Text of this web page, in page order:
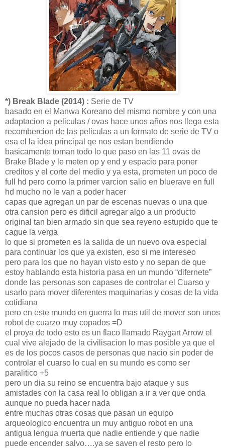
*) Break Blade (2014) : Serie de TV
basado en el Manwa Koreano del mismo nombre y con una
adaptacion a peliculas / ovas hace unos años nos llega esta
recombercion de las peliculas a un formato de serie de TV o
esa el la idea principal qe nos estan bendiendo
basicamente toman todo lo que paso en las 11 ovas de
Brake Blade y le meten op y end y espacio para poner
creditos y el corte del medio y ya esta, prometen un poco de
full hd pero como la primer varcion salio en bluerave en full
hd mucho no le van a poder hacer
capas que agregan un par de escenas nuevas o una que
otra cansion pero es dificil agregar algo a un producto
original tan bien armado sin que sea reyeno estupido que te
cague la verga
lo que si prometen es la salida de un nuevo ova especial
para continuar los que ya existen, eso si me intereseo
pero para los que no hayan visto esto y no sepan de que
estoy hablando esta historia pasa en un mundo “difernete”
donde las personas son capases de controlar el Cuarso y
usarlo para mover diferentes maquinarias y cosas de la vida
cotidiana
pero en este mundo en guerra lo mas util de mover son unos
robot de cuarzo muy copados =D
el proya de todo esto es un flaco llamado Raygart Arrow el
cual vive alejado de la civilisacion lo mas posible ya que el
es de los pocos casos de personas que nacio sin poder de
controlar el cuarso lo cual en su mundo es como ser
paralitico +5
pero un dia su reino se encuentra bajo ataque y sus
amistades con la casa real lo obligan a ir a ver que onda
aunque no pueda hacer nada
entre muchas otras cosas que pasan un equipo
arqueologico encuentra un muy antiguo robot en una
antigua lengua muerta que nadie entiende y que nadie
puede encender salvo….ya se saven el resto pero lo